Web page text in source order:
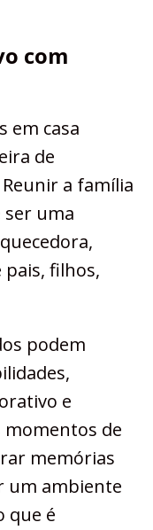
com
em casa
de
a família
uma
filhos,
podem
e
momentos de
memórias
um ambiente
que é